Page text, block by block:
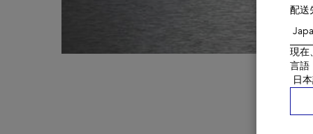
配送
現在
言語